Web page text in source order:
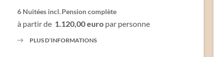
6 Nuitées incl.Pension complète
à partir de 1.120,00 euro par personne
PLUS D’INFORMATIONS